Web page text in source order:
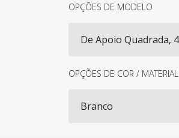
OPÇÕES DE MODELO
OPÇÕES DE COR / MATERIAL